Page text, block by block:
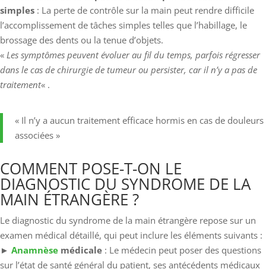
simples : La perte de contrôle sur la main peut rendre difficile
l’accomplissement de tâches simples telles que l’habillage, le
brossage des dents ou la tenue d’objets.
« Les symptômes peuvent évoluer au fil du temps, parfois régresser
dans le cas de chirurgie de tumeur ou persister, car il n’y a pas de
traitement« .
« Il n’y a aucun traitement efficace hormis en cas de douleurs
associées »
COMMENT POSE-T-ON LE
DIAGNOSTIC DU SYNDROME DE LA
MAIN ÉTRANGÈRE ?
Le diagnostic du syndrome de la main étrangère repose sur un
examen médical détaillé, qui peut inclure les éléments suivants :
► Anamnèse médicale : Le médecin peut poser des questions
sur l’état de santé général du patient, ses antécédents médicaux